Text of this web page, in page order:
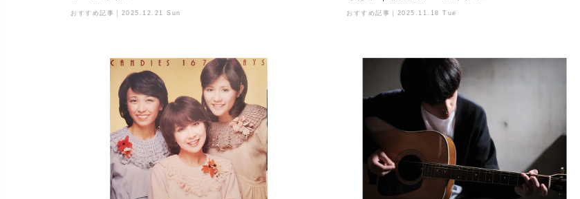
おすすめ記事｜ 2025.12.21 Sun おすすめ記事｜ 2025.11.18 Tue